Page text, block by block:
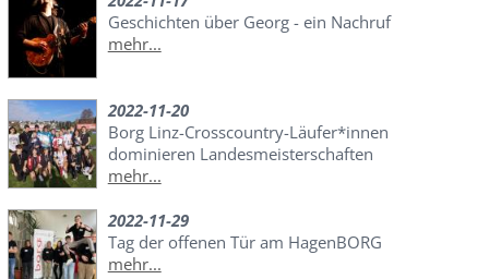
Geschichten über Georg - ein Nachruf
mehr...
2022-11-20
Borg Linz-Crosscountry-Läufer*innen
dominieren Landesmeisterschaften
mehr...
2022-11-29
Tag der offenen Tür am HagenBORG
mehr...